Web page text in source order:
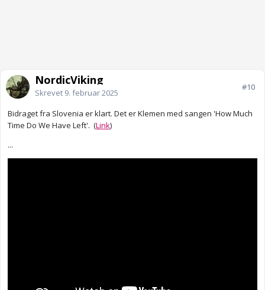
NordicViking
Skrevet 9. februar 2025
#10
Bidraget fra Slovenia er klart. Det er Klemen med sangen 'How Much
Time Do We Have Left'. (Link)
...